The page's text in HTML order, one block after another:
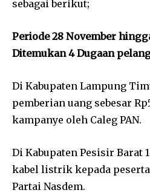
sebagai berikut;
Periode 28 November
Ditemukan 4 Dugaan
Di Kabupaten Lampung
pemberian uang sebesar
kampanye oleh Caleg PAN.
Di Kabupaten Pesisir Barat
kabel listrik kepada
Partai Nasdem.